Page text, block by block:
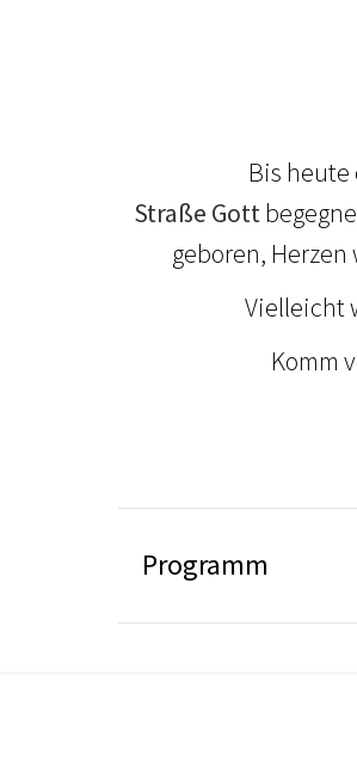
Bis heute
Straße Gott
geboren,
Vielleicht
Komm
Programm